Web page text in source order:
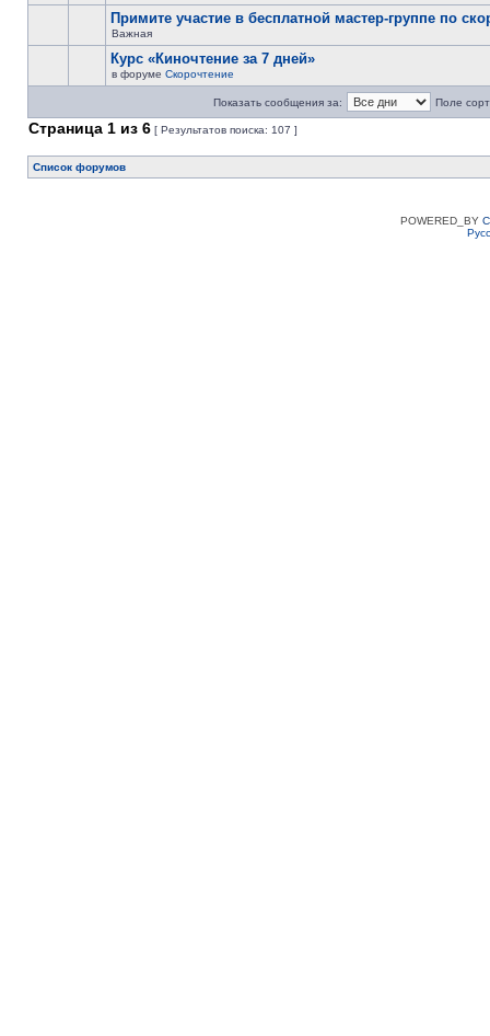
Примите участие в бесплатной мастер-группе по
Важная
Курс «Киночтение за 7 дней»
в форуме Скорочтение
Показать сообщения за: Поле
Страница 1 из 6 [ Результатов поиска: 107 ]
Список форумов
POWERED_BY